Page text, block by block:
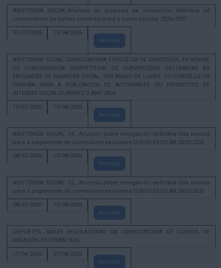
ASISTENCIA SOCIAL.Anuncio da proposta de resolución definitiva dá
convocatoria de bolsas comedor para o curso escolar 2026/2027.
31/07/2026
14/08/2026
Amosar
ASISTENCIA SOCIAL CONVOCATORIA ESPECÍFICA DE CONCESIÓN, EN RÉXIME
DE CONCORRENCIA COMPETITIVA, DE SUBVENCIÓNS DESTINADAS ÁS
ENTIDADES DE INICIATIVA SOCIAL, SEN ÁNIMO DE LUCRO, DO CONCELLO DA
CORUÑA PARA A REALIZACIÓN DE ACTIVIDADES OU PROXECTOS DE
INTERESE SOCIAL DURANTE O ANO 2026
10/07/2026
10/08/2026
Amosar
ASISTENCIA SOCIAL. 14_ Anuncio sobre revogación definitiva das axudas
para o pagamento de comedores escolares CURSO ESCOLAR 2025/2026
08/07/2026
10/08/2026
Amosar
ASISTENCIA SOCIAL. 12_ Anuncio sobre revogación definitiva das axudas
para o pagamento de comedores escolares CURSO ESCOLAR 2025/2026
08/07/2026
10/08/2026
Amosar
DEPORTES. BASES REGULADORAS DA CONVOCATORIA DE CURSOS DE
NATACIÓN DE VERÁN 2026
17/06/2026
27/08/2026
Amosar